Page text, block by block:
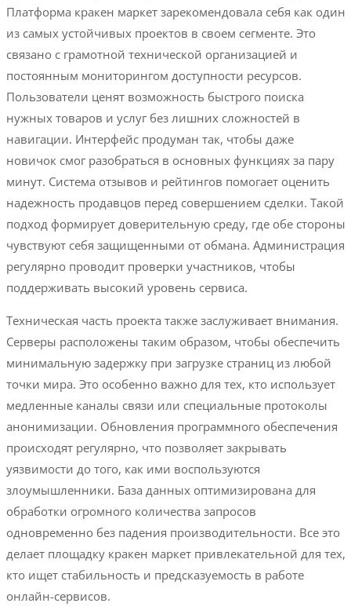
Платформа кракен маркет зарекомендовала себя как один
из самых устойчивых проектов в своем сегменте. Это
связано с грамотной технической организацией и
постоянным мониторингом доступности ресурсов.
Пользователи ценят возможность быстрого поиска
нужных товаров и услуг без лишних сложностей в
навигации. Интерфейс продуман так, чтобы даже
новичок смог разобраться в основных функциях за пару
минут. Система отзывов и рейтингов помогает оценить
надежность продавцов перед совершением сделки. Такой
подход формирует доверительную среду, где обе стороны
чувствуют себя защищенными от обмана. Администрация
регулярно проводит проверки участников, чтобы
поддерживать высокий уровень сервиса.
Техническая часть проекта также заслуживает внимания.
Серверы расположены таким образом, чтобы обеспечить
минимальную задержку при загрузке страниц из любой
точки мира. Это особенно важно для тех, кто использует
медленные каналы связи или специальные протоколы
анонимизации. Обновления программного обеспечения
происходят регулярно, что позволяет закрывать
уязвимости до того, как ими воспользуются
злоумышленники. База данных оптимизирована для
обработки огромного количества запросов
одновременно без падения производительности. Все это
делает площадку кракен маркет привлекательной для тех,
кто ищет стабильность и предсказуемость в работе
онлайн-сервисов.